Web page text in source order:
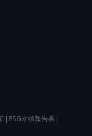
| ESG永續報告書 |